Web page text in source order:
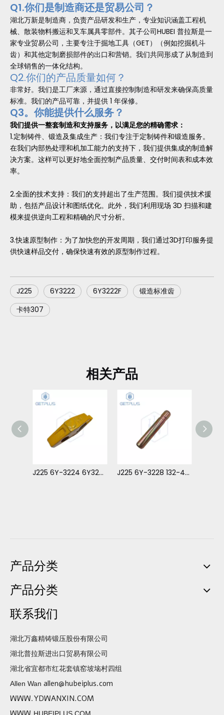
Q1.你们是制造商还是贸易公司？
湖北万新是制造商，负责产品研发和生产，专业知识涵盖工程机
械、散装物料搬运和叉车属具零部件。其子公司HUBEI 普拉斯是一
家专业贸易公司，主要专注于掘地工具（GET）（例如挖掘机斗
齿）和其他定制磨损部件的出口和营销。我们共同形成了从制造到
全球销售的一体化结构。
Q2.你们的产品质量如何？
非常好。我们是工厂来源，通过直接控制制造和研发来确保高质量
标准。我们的产品可靠，并提供 1 年保修。
Q3。你能提供什么服务？
我们提供一整套制造和支持服务，以满足您的精确需求：
1.定制铸件、锻造及集成生产：我们专注于定制铸件和锻造服务。
在我们内部热处理和机加工能力的支持下，我们提供集成的制造解
决方案。这样可以更好地全面控制产品质量、交付时间表和成本效
率。
2.全面的技术支持：我们的支持超出了生产范围。我们提供技术援
助，包括产品设计和图纸优化。此外，我们利用现场 3D 扫描和建
模来提供逆向工程和精确的尺寸分析。
3.快速原型制作：为了加快您的开发周期，我们通过3D打印服务提
供快速样品交付，确保快速有效的原型制作过程。
J225 6Y3222 6Y3222F
锻造标准齿
卡特307
相关产品
J225 6Y-3228 132-4762 6Y3228 牙销 对于 卡特 307 J225 8E-6259 8E6259 卡簧 对于 卡特 307
产品分类
产品分类
联系我们
湖北万鑫精铸锻压股份有限公司
湖北普拉斯进出口贸易有限公司
湖北省宜都市红花套镇窑坡垴村四组
Allen Wan allen@hubeiplus.com
WWW.YDWANXIN.COM